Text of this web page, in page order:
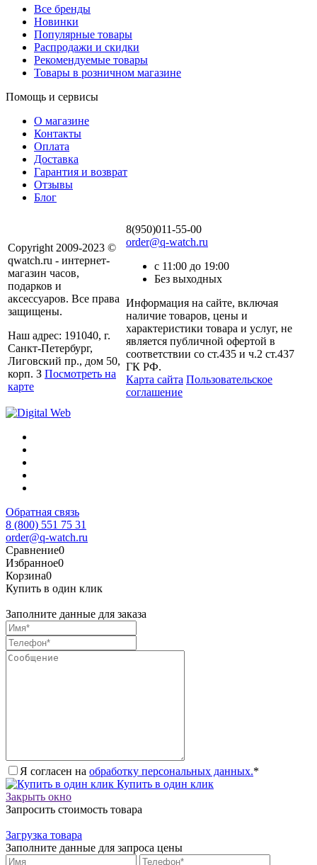
Все бренды
Новинки
Популярные товары
Распродажи и скидки
Рекомендуемые товары
Товары в розничном магазине
Помощь и сервисы
О магазине
Контакты
Оплата
Доставка
Гарантия и возврат
Отзывы
Блог
Copyright 2009-2023 ©
qwatch.ru - интернет-
магазин часов,
подарков и
аксессуаров. Все права
защищены.
Наш адрес: 191040, г.
Санкт-Петербург,
Лиговский пр., дом 50,
корп. З Посмотреть на
карте
8(950)011-55-00
order@q-watch.ru
с 11:00 до 19:00
Без выходных
Информация на сайте, включая
наличие товаров, цены и
характеристики товара и услуг, не
является публичной офертой в
соответствии со ст.435 и ч.2 ст.437
ГК РФ.
Карта сайта Пользовательское
соглашение
Обратная связь
8 (800) 551 75 31
order@q-watch.ru
Сравнение0
Избранное0
Корзина0
Купить в один клик
Заполните данные для заказа
Я согласен на обработку персональных данных.*
Купить в один клик
Закрыть окно
Запросить стоимость товара
Загрузка товара
Заполните данные для запроса цены